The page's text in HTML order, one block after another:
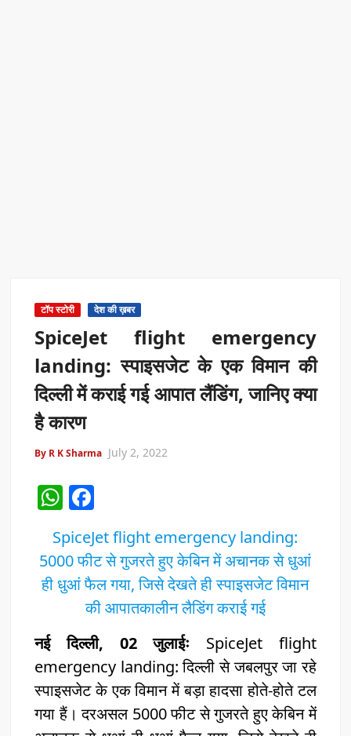
टॉप स्टोरी देश की ख़बर
SpiceJet flight emergency
landing: स्पाइसजेट के एक विमान की
दिल्ली में कराई गई आपात लैंडिंग, जानिए क्या
है कारण
By R K Sharma July 2, 2022
W
h
at
s
A
p
c
e
b
o
o
k
SpiceJet flight emergency landing:
5000 फीट से गुजरते हुए केबिन में अचानक से धुआं
ही धुआं फैल गया, जिसे देखते ही स्पाइसजेट विमान
की आपातकालीन लैडिंग कराई गई
नई दिल्ली, 02 जुलाईः SpiceJet flight
emergency landing: दिल्ली से जबलपुर जा रहे
स्पाइसजेट के एक विमान में बड़ा हादसा होते-होते टल
गया हैं। दरअसल 5000 फीट से गुजरते हुए केबिन में